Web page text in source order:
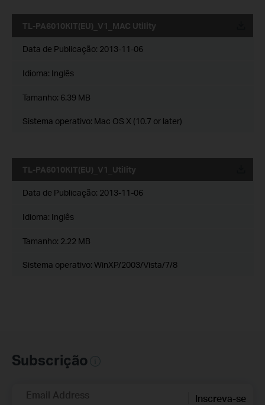
TL-PA6010KIT(EU)_V1_MAC Utility
Data de Publicação: 2013-11-06
Idioma: Inglês
Tamanho: 6.39 MB
Sistema operativo: Mac OS X (10.7 or later)
TL-PA6010KIT(EU)_V1_Utility
Data de Publicação: 2013-11-06
Idioma: Inglês
Tamanho: 2.22 MB
Sistema operativo: WinXP/2003/Vista/7/8
Subscrição
Email Address Inscreva-se